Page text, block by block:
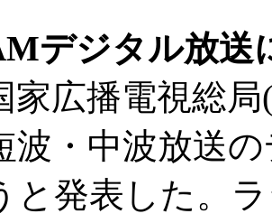
デジタル放送
広播電視総局
波・中波放送
と発表した。